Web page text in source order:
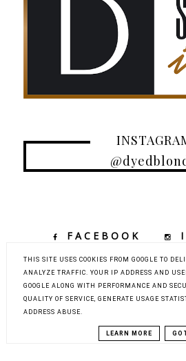
FACEBOOK
TIKTOK
COPYRIGHT ©
BLOG DESIGN:
THIS SITE USES COOKIES FROM GOOGLE TO
ANALYZE TRAFFIC. YOUR IP ADDRESS AND
GOOGLE ALONG WITH PERFORMANCE AND
QUALITY OF SERVICE, GENERATE USAGE
ADDRESS ABUSE.
LEARN MORE